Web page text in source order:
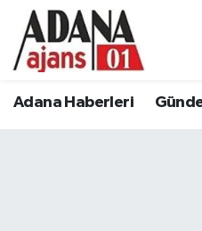
Adana Haberleri
Adana Haberleri
Adana Nöbetçi